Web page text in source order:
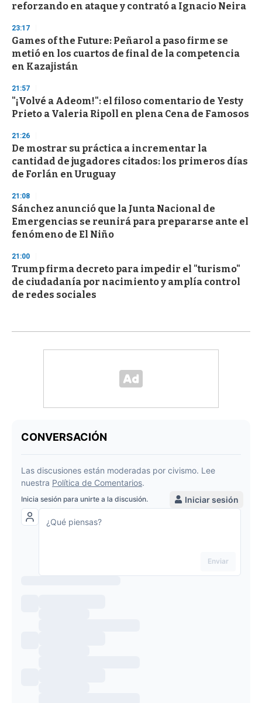
reforzando en ataque y contrató a Ignacio Neira
23:17
Games of the Future: Peñarol a paso firme se
metió en los cuartos de final de la competencia
en Kazajistán
21:57
"¡Volvé a Adeom!": el filoso comentario de Yesty
Prieto a Valeria Ripoll en plena Cena de Famosos
21:26
De mostrar su práctica a incrementar la
cantidad de jugadores citados: los primeros días
de Forlán en Uruguay
21:08
Sánchez anunció que la Junta Nacional de
Emergencias se reunirá para prepararse ante el
fenómeno de El Niño
21:00
Trump firma decreto para impedir el "turismo"
de ciudadanía por nacimiento y amplía control
de redes sociales